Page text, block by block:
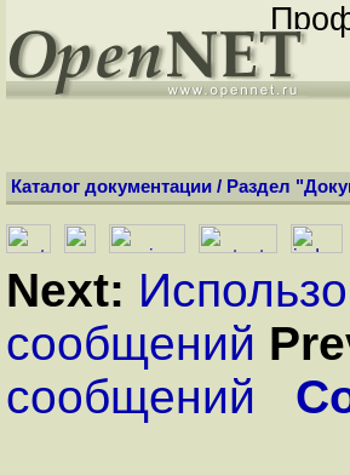
Каталог документации / Раздел
Next:
сообщений
сообщений